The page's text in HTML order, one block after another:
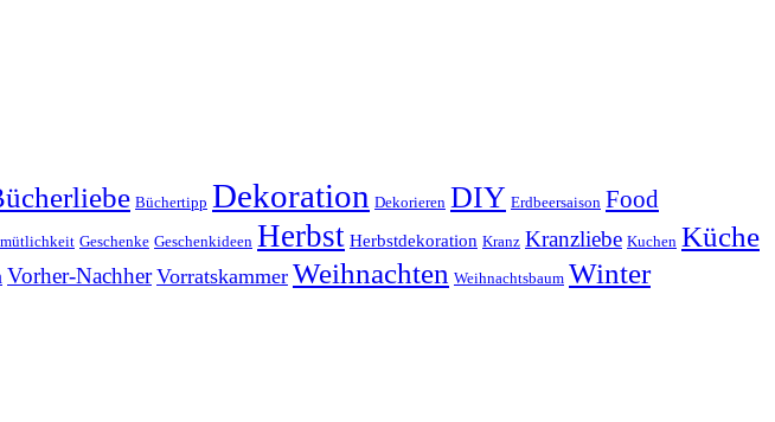
Büchertipp Dekoration Dekorieren DIY Erdbeersaison Food
Geschenke Geschenkideen Herbst Herbstdekoration Kranz Kranzliebe Kuchen Küche
Vorher-Nachher Vorratskammer Weihnachten Weihnachtsbaum Winter